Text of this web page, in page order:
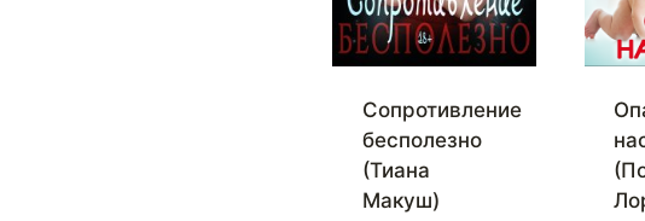
Сопротивление
бесполезно
(Тиана
Макуш)